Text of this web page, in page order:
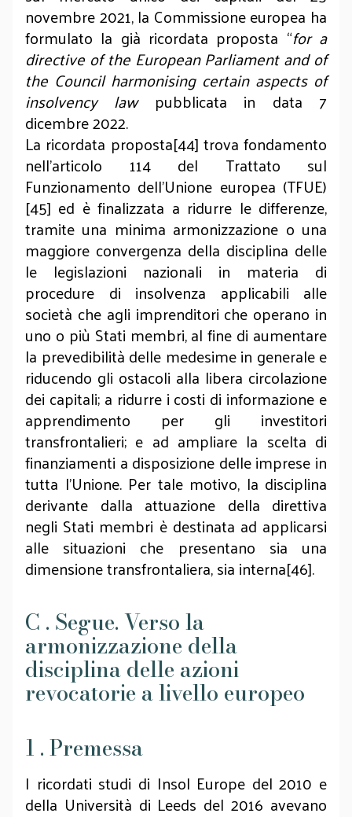
novembre 2021, la Commissione europea ha
formulato la già ricordata proposta “for a
directive of the European Parliament and of
the Council harmonising certain aspects of
insolvency law pubblicata in data 7
dicembre 2022.
La ricordata proposta[44] trova fondamento
nell'articolo 114 del Trattato sul
Funzionamento dell'Unione europea (TFUE)
[45] ed è finalizzata a ridurre le differenze,
tramite una minima armonizzazione o una
maggiore convergenza della disciplina delle
le legislazioni nazionali in materia di
procedure di insolvenza applicabili alle
società che agli imprenditori che operano in
uno o più Stati membri, al fine di aumentare
la prevedibilità delle medesime in generale e
riducendo gli ostacoli alla libera circolazione
dei capitali; a ridurre i costi di informazione e
apprendimento per gli investitori
transfrontalieri; e ad ampliare la scelta di
finanziamenti a disposizione delle imprese in
tutta l'Unione. Per tale motivo, la disciplina
derivante dalla attuazione della direttiva
negli Stati membri è destinata ad applicarsi
alle situazioni che presentano sia una
dimensione transfrontaliera, sia interna[46].
C . Segue. Verso la
armonizzazione della
disciplina delle azioni
revocatorie a livello europeo
1 . Premessa
I ricordati studi di Insol Europe del 2010 e
della Università di Leeds del 2016 avevano